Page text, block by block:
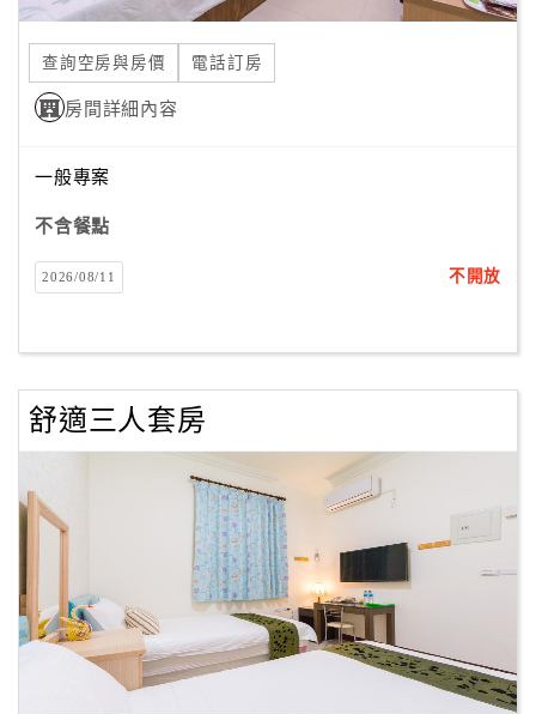
合
作
提
案
店
作
商
合
作
劃
查詢空房與房價 電話訂房
房間詳細內容
一般專案
不含餐點
2026/08/11 不開放
舒適三人套房